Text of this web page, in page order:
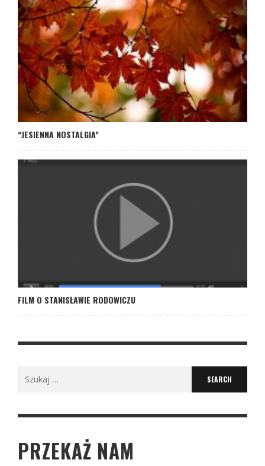
“JESIENNA NOSTALGIA”
FILM O STANISŁAWIE RODOWICZU
PRZEKAŻ NAM